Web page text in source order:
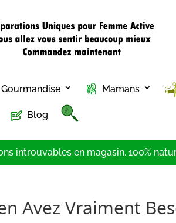
Gourmandise Mamans
Blog
introuvables en magasin. 100%
Avez Vraiment